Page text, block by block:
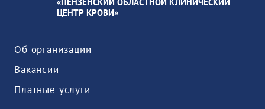
ЦЕНТР КРОВИ»
Об организации
Вакансии
Платные услуги